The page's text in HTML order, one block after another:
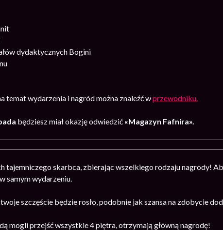
dydaktycznych Bogini
temat wydarzenia i nagród można znaleźć wprzewodniku.
będziesz miał okazję odwiedzić «Magazyn Fafnira».
tajemniczego skarbca, zbierając wszelkiego rodzaju nagrody!
samym wydarzeniu.
szczęście będzie rosło, podobnie jak szansa na zdobycie
mogli przejść wszystkie 4 piętra, otrzymają główną nagrodę!